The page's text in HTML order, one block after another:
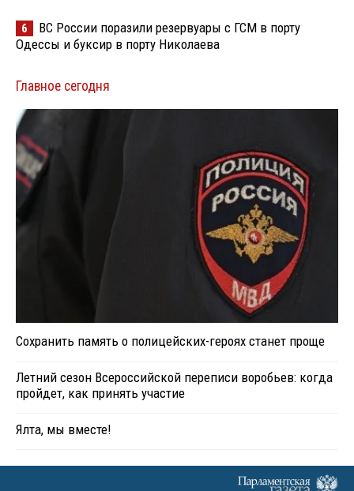
6
ВС России поразили резервуары с ГСМ в порту
Одессы и буксир в порту Николаева
Главное сегодня
Сохранить память о полицейских-героях станет проще
Летний сезон Всероссийской переписи воробьев: когда
пройдет, как принять участие
Ялта, мы вместе!